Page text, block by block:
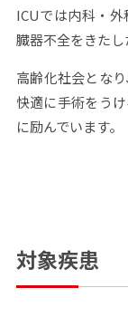
ICUでは内科・
臓器不全をきたし
高齢化社会とな
快適に手術をう
に励んでいます。
対象疾患